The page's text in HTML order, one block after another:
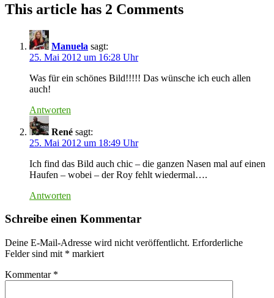
This article has 2 Comments
Manuela sagt:
25. Mai 2012 um 16:28 Uhr
Was für ein schönes Bild!!!!! Das wünsche ich euch allen
auch!
Antworten
René sagt:
25. Mai 2012 um 18:49 Uhr
Ich find das Bild auch chic – die ganzen Nasen mal auf einen
Haufen – wobei – der Roy fehlt wiedermal….
Antworten
Schreibe einen Kommentar
Deine E-Mail-Adresse wird nicht veröffentlicht. Erforderliche
Felder sind mit * markiert
Kommentar *